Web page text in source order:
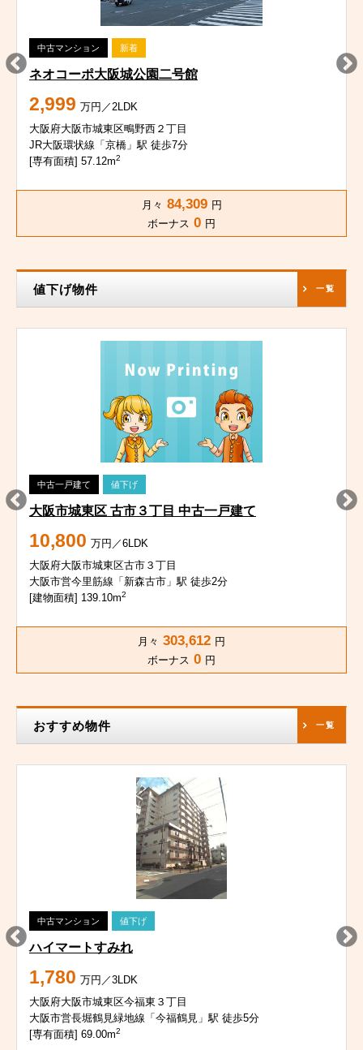
中古マンション 新着
ネオコーポ大阪城公園二号館
2,999 万円／2LDK
大阪府大阪市城東区鴫野西２丁目
JR大阪環状線「京橋」駅 徒歩7分
[専有面積] 57.12m2
月々 84,309 円
ボーナス 0 円
値下げ物件 一覧
中古一戸建て 値下げ
大阪市城東区 古市３丁目 中古一戸建て
10,800 万円／6LDK
大阪府大阪市城東区古市３丁目
大阪市営今里筋線「新森古市」駅 徒歩2分
[建物面積] 139.10m2
月々 303,612 円
ボーナス 0 円
おすすめ物件 一覧
中古マンション 値下げ
ハイマートすみれ
1,780 万円／3LDK
大阪府大阪市城東区今福東３丁目
大阪市営長堀鶴見緑地線「今福鶴見」駅 徒歩5分
[専有面積] 69.00m2